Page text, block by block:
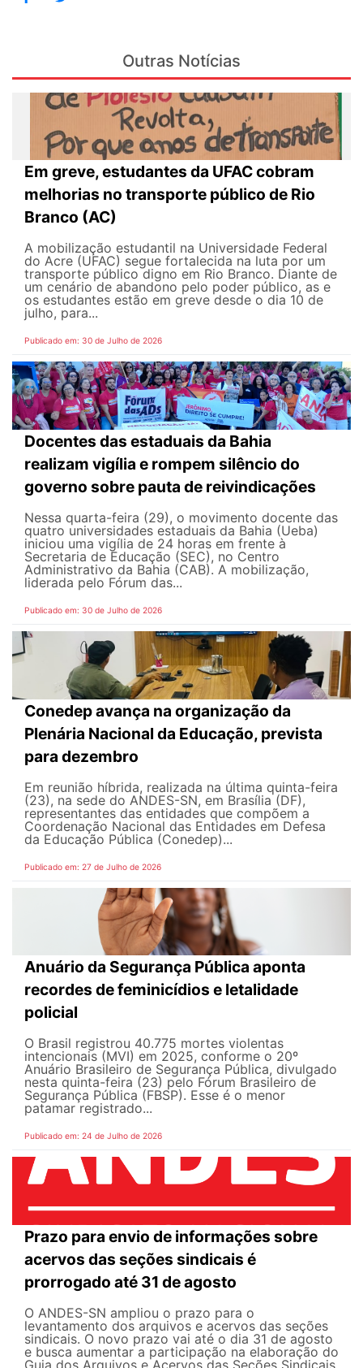
Outras Notícias
Em greve, estudantes da UFAC cobram
melhorias no transporte público de Rio
Branco (AC)
A mobilização estudantil na Universidade Federal
do Acre (UFAC) segue fortalecida na luta por um
transporte público digno em Rio Branco. Diante de
um cenário de abandono pelo poder público, as e
os estudantes estão em greve desde o dia 10 de
julho, para...
Publicado em: 30 de Julho de 2026
Docentes das estaduais da Bahia
realizam vigília e rompem silêncio do
governo sobre pauta de reivindicações
Nessa quarta-feira (29), o movimento docente das
quatro universidades estaduais da Bahia (Ueba)
iniciou uma vigília de 24 horas em frente à
Secretaria de Educação (SEC), no Centro
Administrativo da Bahia (CAB). A mobilização,
liderada pelo Fórum das...
Publicado em: 30 de Julho de 2026
Conedep avança na organização da
Plenária Nacional da Educação, prevista
para dezembro
Em reunião híbrida, realizada na última quinta-feira
(23), na sede do ANDES-SN, em Brasília (DF),
representantes das entidades que compõem a
Coordenação Nacional das Entidades em Defesa
da Educação Pública (Conedep)...
Publicado em: 27 de Julho de 2026
Anuário da Segurança Pública aponta
recordes de feminicídios e letalidade
policial
O Brasil registrou 40.775 mortes violentas
intencionais (MVI) em 2025, conforme o 20º
Anuário Brasileiro de Segurança Pública, divulgado
nesta quinta-feira (23) pelo Fórum Brasileiro de
Segurança Pública (FBSP). Esse é o menor
patamar registrado...
Publicado em: 24 de Julho de 2026
Prazo para envio de informações sobre
acervos das seções sindicais é
prorrogado até 31 de agosto
O ANDES-SN ampliou o prazo para o
levantamento dos arquivos e acervos das seções
sindicais. O novo prazo vai até o dia 31 de agosto
e busca aumentar a participação na elaboração do
Guia dos Arquivos e Acervos das Seções Sindicais